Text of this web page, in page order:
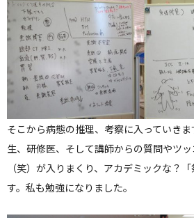
そこから病態の推理、考察に入っていき
生、研修医、そして講師からの質問やツ
（笑）が入りまくり、アカデミックな？
す。私も勉強になりました。